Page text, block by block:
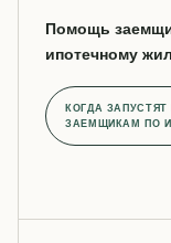
Помощь
ипотечному
КОГДА
ЗАЕМЩИКАМ ПО